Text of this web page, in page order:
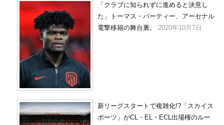
「クラブに知られずに進めると決意し
た」トーマス・パーティー、アーセナル
電撃移籍の舞台裏。
2020年10月7日
新リーグスタートで複雑化!?「スカイス
ポーツ」がCL・EL・ECL出場権のルー